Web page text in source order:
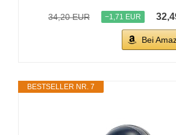
34,20 EUR −1,71 EUR
Bei
BESTSELLER NR. 7